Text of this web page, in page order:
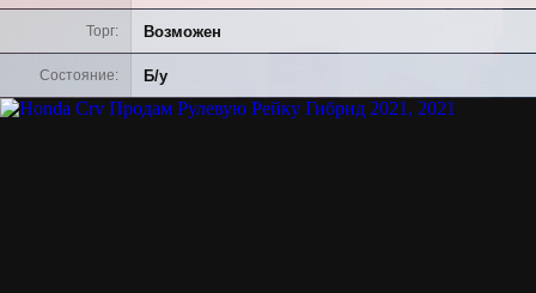
Торг Возможен
Состояние Б/у